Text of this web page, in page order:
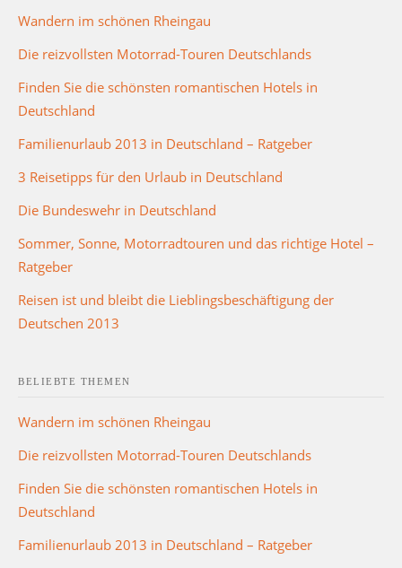
Wandern im schönen Rheingau
Die reizvollsten Motorrad-Touren Deutschlands
Finden Sie die schönsten romantischen Hotels in
Deutschland
Familienurlaub 2013 in Deutschland – Ratgeber
3 Reisetipps für den Urlaub in Deutschland
Die Bundeswehr in Deutschland
Sommer, Sonne, Motorradtouren und das richtige Hotel –
Ratgeber
Reisen ist und bleibt die Lieblingsbeschäftigung der
Deutschen 2013
BELIEBTE THEMEN
Wandern im schönen Rheingau
Die reizvollsten Motorrad-Touren Deutschlands
Finden Sie die schönsten romantischen Hotels in
Deutschland
Familienurlaub 2013 in Deutschland – Ratgeber